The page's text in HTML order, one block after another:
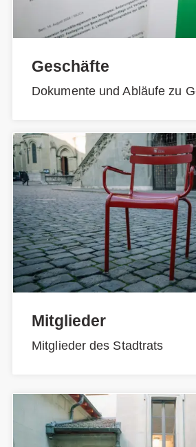
Geschäfte
Dokumente und Abläufe zu
Mitglieder
Mitglieder des Stadtrats